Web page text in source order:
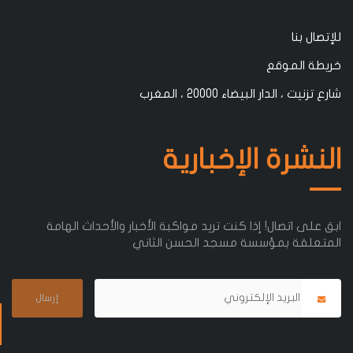
للإتصال بنا
خريطة الموقع
شارع تزنيت ، الدار البيضاء 20000 ، المغرب
النشرة الإخبارية
ابق على اتصال! إذا كنت تريد مواكبة الأخبار والأحداث الهامة
المتعلقة بمؤسسة مسجد الحسن الثاني